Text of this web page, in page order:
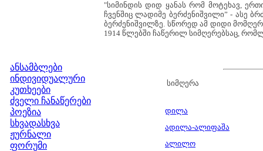
ანსამბლები
ინდივიდუალური
კუთხეები
ძველი ჩანაწერები
პოეზია
სხვადასხვა
ჟურნალი
ფორუმი
"სიმინდის დიდ ყანას რომ მოტეხავ,
ჩვენშიც ლადიმე ბერძენიშვილი” - ასე
ბერძენიშვილზე. სწორედ ამ დიდი
1914 წლებში ჩაწერილ სიმღერებსაც,
სიმღერა
დილა
ადილა-ალიფაშა
ალილო